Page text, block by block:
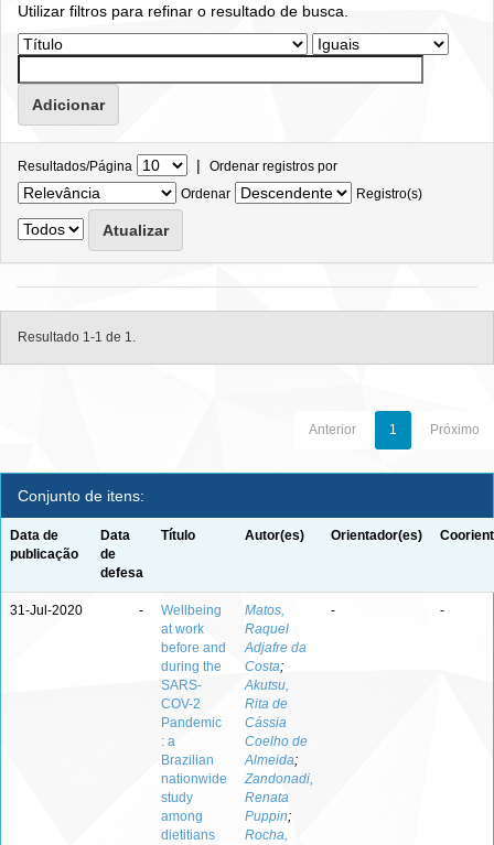
Utilizar filtros para refinar o resultado de busca.
Resultados/Página | Ordenar registros por
Ordenar
Registro(s)
Resultado 1-1 de 1.
Anterior 1 Próximo
Conjunto de itens:
Data de
publicação
Data
de
defesa
Título Autor(es) Orientador(es)
31-Jul-2020 -
Wellbeing
at work
before and
during the
SARS-
COV-2
Pandemic
: a
Brazilian
nationwide
study
among
dietitians
Matos,
Raquel
Adjafre da
Costa;
Akutsu,
Rita de
Cássia
Coelho de
Almeida;
Zandonadi,
Renata
Puppin;
Rocha,
- -